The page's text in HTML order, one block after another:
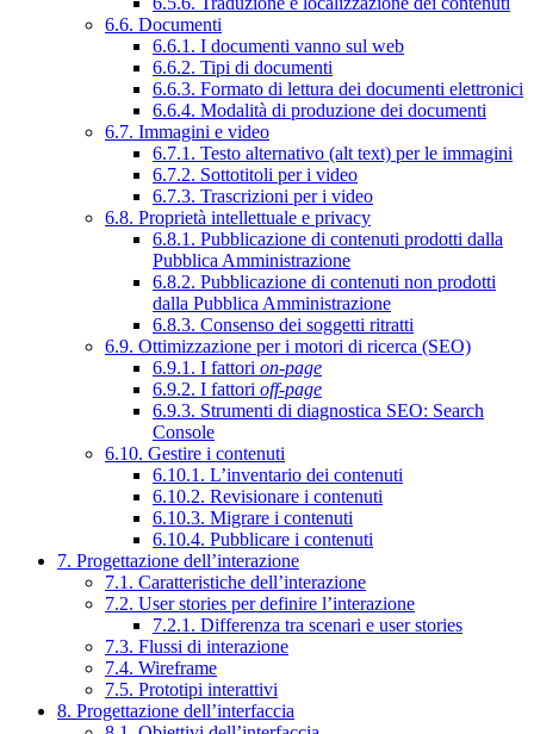
6.6. Documenti
6.6.1. I documenti vanno sul web
6.6.2. Tipi di documenti
6.6.3. Formato di lettura dei documenti elettronici
6.6.4. Modalità di produzione dei documenti
6.7. Immagini e video
6.7.1. Testo alternativo (alt text) per le immagini
6.7.2. Sottotitoli per i video
6.7.3. Trascrizioni per i video
6.8. Proprietà intellettuale e privacy
6.8.1. Pubblicazione di contenuti prodotti dalla
Pubblica Amministrazione
6.8.2. Pubblicazione di contenuti non prodotti
dalla Pubblica Amministrazione
6.8.3. Consenso dei soggetti ritratti
6.9. Ottimizzazione per i motori di ricerca (SEO)
6.9.1. I fattori on-page
6.9.2. I fattori off-page
6.9.3. Strumenti di diagnostica SEO: Search
Console
6.10. Gestire i contenuti
6.10.1. L’inventario dei contenuti
6.10.2. Revisionare i contenuti
6.10.3. Migrare i contenuti
6.10.4. Pubblicare i contenuti
7. Progettazione dell’interazione
7.1. Caratteristiche dell’interazione
7.2. User stories per definire l’interazione
7.2.1. Differenza tra scenari e user stories
7.3. Flussi di interazione
7.4. Wireframe
7.5. Prototipi interattivi
8. Progettazione dell’interfaccia